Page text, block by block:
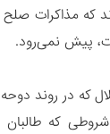
که مذاکرات صلح
پیش نمی‌­رود.
که در روند
که طالبان و